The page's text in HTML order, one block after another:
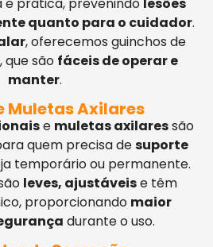
quanto para o cuidador.
, oferecemos guinchos de
, que são fáceis de operar e
manter.
Muletas Axilares
e muletas axilaressão
quem precisa desuporte
temporário ou permanente.
leves, ajustáveise têm
proporcionando maior
durante o uso.